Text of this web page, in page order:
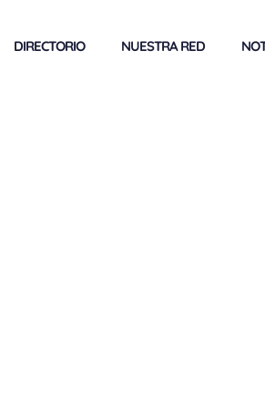
DIRECTORIO NUESTRA RED